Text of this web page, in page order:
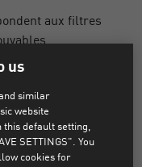
aux filtres
us
similar
website
default setting,
SETTINGS". You
cookies for